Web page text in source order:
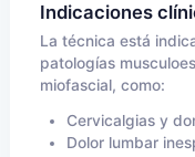
Indicaciones
La técnica está
patologías
miofascial, como:
Cervicalgias y
Dolor lumbar